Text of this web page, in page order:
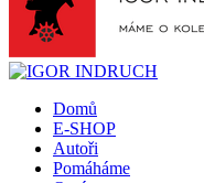
Domů
E-SHOP
Autoři
Pomáháme